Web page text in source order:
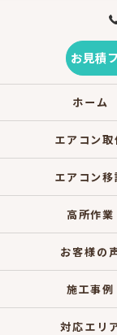
お見積
ホーム
エアコン取
エアコン移
高所作業
お客様の
施工事例
対応エリ